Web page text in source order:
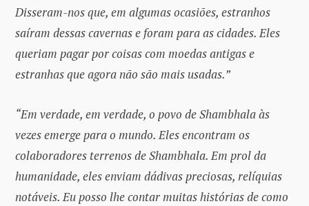
Disseram-nos que, em algumas ocasiões, estranhos
saíram dessas cavernas e foram para as cidades. Eles
queriam pagar por coisas com moedas antigas e
estranhas que agora não são mais usadas.”
“Em verdade, em verdade, o povo de Shambhala às
vezes emerge para o mundo. Eles encontram os
colaboradores terrenos de Shambhala. Em prol da
humanidade, eles enviam dádivas preciosas, relíquias
notáveis. Eu posso lhe contar muitas histórias de como